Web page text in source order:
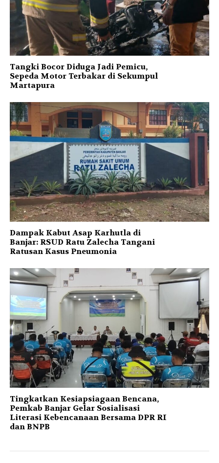
Tangki Bocor Diduga Jadi Pemicu,
Sepeda Motor Terbakar di Sekumpul
Martapura
Dampak Kabut Asap Karhutla di
Banjar: RSUD Ratu Zalecha Tangani
Ratusan Kasus Pneumonia
Tingkatkan Kesiapsiagaan Bencana,
Pemkab Banjar Gelar Sosialisasi
Literasi Kebencanaan Bersama DPR RI
dan BNPB